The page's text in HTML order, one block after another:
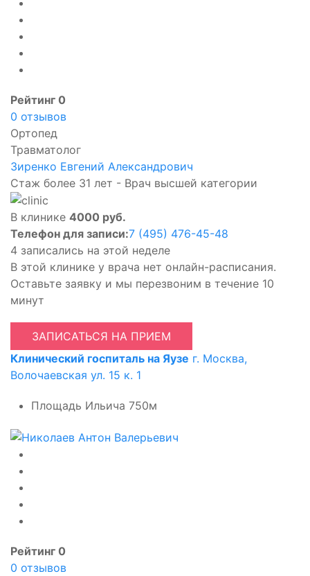
Рейтинг 0
0 отзывов
Ортопед
Травматолог
Зиренко Евгений Александрович
Стаж более 31 лет - Врач высшей категории
В клинике 4000 руб.
Телефон для записи:7 (495) 476-45-48
4 записались на этой неделе
В этой клинике у врача нет онлайн-расписания.
Оставьте заявку и мы перезвоним в течение 10
минут
ЗАПИСАТЬСЯ НА ПРИЕМ
Клинический госпиталь на Яузе г. Москва,
Волочаевская ул. 15 к. 1
Площадь Ильича 750м
Рейтинг 0
0 отзывов